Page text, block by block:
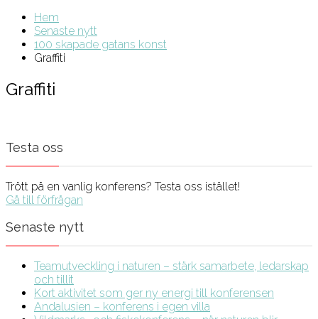
Hem
Senaste nytt
100 skapade gatans konst
Graffiti
Graffiti
Testa oss
Trött på en vanlig konferens? Testa oss istället!
Gå till förfrågan
Senaste nytt
Teamutveckling i naturen – stärk samarbete, ledarskap
och tillit
Kort aktivitet som ger ny energi till konferensen
Andalusien – konferens i egen villa